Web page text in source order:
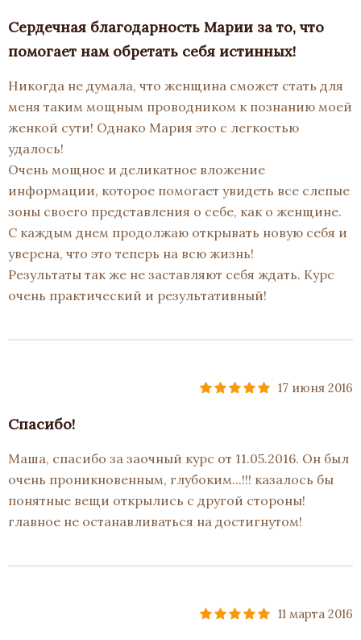
Сердечная благодарность Марии за то, что
помогает нам обретать себя истинных!
Никогда не думала, что женщина сможет стать для
меня таким мощным проводником к познанию моей
женкой сути! Однако Мария это с легкостью
удалось!
Очень мощное и деликатное вложение
информации, которое помогает увидеть все слепые
зоны своего представления о себе, как о женщине.
С каждым днем продолжаю открывать новую себя и
уверена, что это теперь на всю жизнь!
Результаты так же не заставляют себя ждать. Курс
очень практический и результативный!
17 июня 2016
Спасибо!
Маша, спасибо за заочный курс от 11.05.2016. Он был
очень проникновенным, глубоким...!!! казалось бы
понятные вещи открылись с другой стороны!
главное не останавливаться на достигнутом!
11 марта 2016